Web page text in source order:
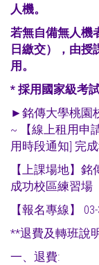
人機。
若無自備無人機
日繳交），由授
用。
* 採用國家級考
►銘傳大學桃園
~
【線上租用申
用時段通知] 完
【上課場地】
成功校區練習場
【報名專線】
**退費及轉班說
一、退費: